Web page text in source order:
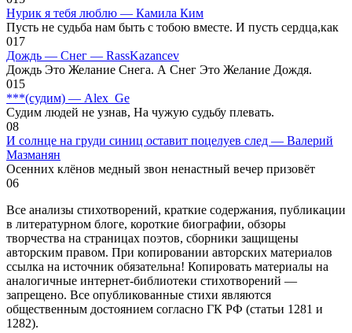
Нурик я тебя люблю — Камила Ким
Пусть не судьба нам быть с тобою вместе. И пусть сердца,как
017
Дождь — Снег — RassKazancev
Дождь Это Желание Снега. А Снег Это Желание Дождя.
015
***(судим) — Alex_Ge
Судим людей не узнав, На чужую судьбу плевать.
08
И солнце на груди синиц оставит поцелуев след — Валерий
Мазманян
Осенних клёнов медный звон ненастный вечер призовёт
06
Все анализы стихотворений, краткие содержания, публикации
в литературном блоге, короткие биографии, обзоры
творчества на страницах поэтов, сборники защищены
авторским правом. При копировании авторских материалов
ссылка на источник обязательна! Копировать материалы на
аналогичные интернет-библиотеки стихотворений —
запрещено. Все опубликованные стихи являются
общественным достоянием согласно ГК РФ (статьи 1281 и
1282).